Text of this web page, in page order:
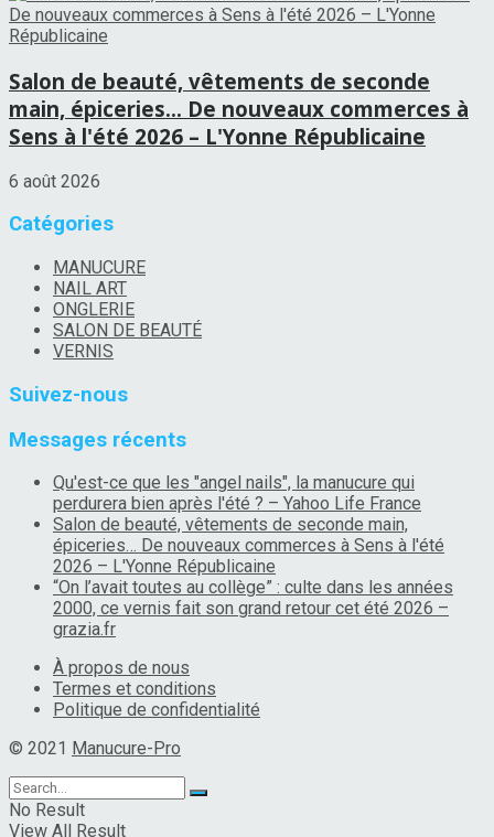
Salon de beauté, vêtements de seconde
main, épiceries… De nouveaux commerces à
Sens à l'été 2026 – L'Yonne Républicaine
6 août 2026
Catégories
MANUCURE
NAIL ART
ONGLERIE
SALON DE BEAUTÉ
VERNIS
Suivez-nous
Messages récents
Qu'est-ce que les "angel nails", la manucure qui
perdurera bien après l'été ? – Yahoo Life France
Salon de beauté, vêtements de seconde main,
épiceries… De nouveaux commerces à Sens à l'été
2026 – L'Yonne Républicaine
“On l’avait toutes au collège” : culte dans les années
2000, ce vernis fait son grand retour cet été 2026 –
grazia.fr
À propos de nous
Termes et conditions
Politique de confidentialité
© 2021 Manucure-Pro
No Result
View All Result